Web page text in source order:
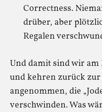
Correctness.
drüber, aber
Regalen
Und damit sind wir am
und kehren zurück
angenommen, die
verschwinden. Was